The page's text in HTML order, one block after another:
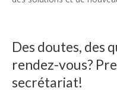
Des doutes, des
rendez-vous?
secrétariat!